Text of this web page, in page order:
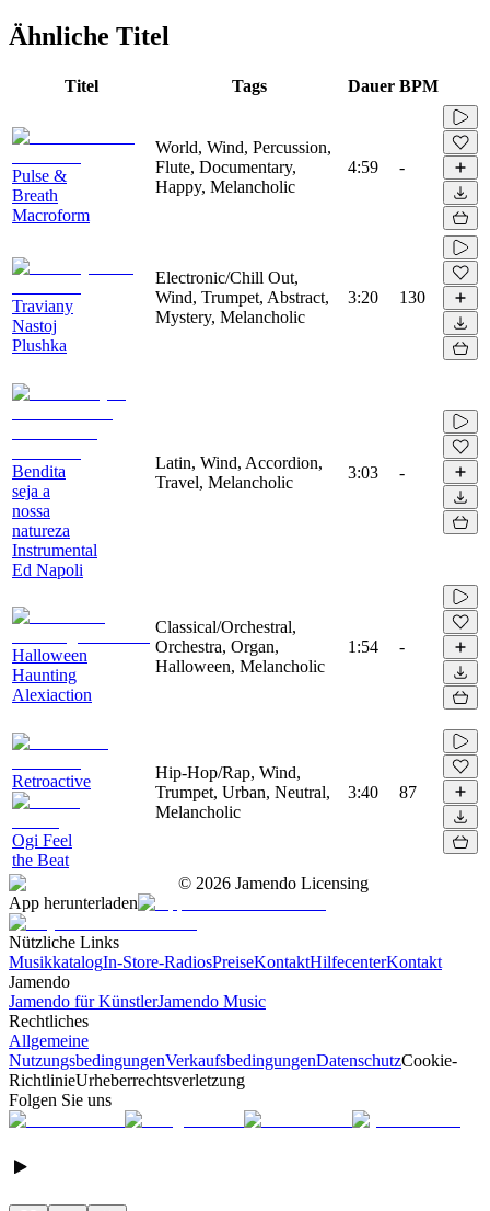
Ähnliche Titel
Titel Tags Dauer BPM
Pulse &
Breath
Macroform
World, Wind, Percussion,
Flute, Documentary,
Happy, Melancholic
4:59 -
Traviany
Nastoj
Plushka
Electronic/Chill Out,
Wind, Trumpet, Abstract,
Mystery, Melancholic
3:20 130
Bendita
seja a
nossa
natureza
Instrumental
Ed Napoli
Latin, Wind, Accordion,
Travel, Melancholic
3:03 -
Halloween
Haunting
Alexiaction
Classical/Orchestral,
Orchestra, Organ,
Halloween, Melancholic
1:54 -
Retroactive
Ogi Feel
the Beat
Hip-Hop/Rap, Wind,
Trumpet, Urban, Neutral,
Melancholic
3:40 87
© 2026 Jamendo Licensing
App herunterladen
Nützliche Links
MusikkatalogIn-Store-RadiosPreiseKontaktHilfecenterKontakt
Jamendo
Jamendo für KünstlerJamendo Music
Rechtliches
Allgemeine
NutzungsbedingungenVerkaufsbedingungenDatenschutzCookie-
RichtlinieUrheberrechtsverletzung
Folgen Sie uns